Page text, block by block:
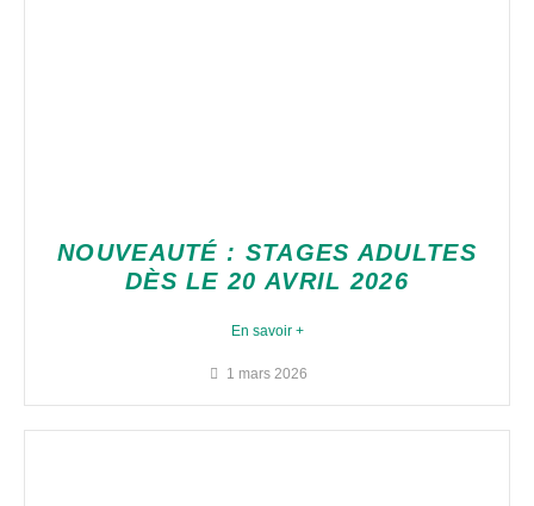
NOUVEAUTÉ : STAGES ADULTES
DÈS LE 20 AVRIL 2026
En savoir +
1 mars 2026